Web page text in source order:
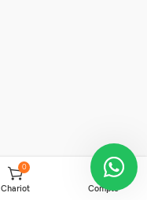
0
Chariot Compte